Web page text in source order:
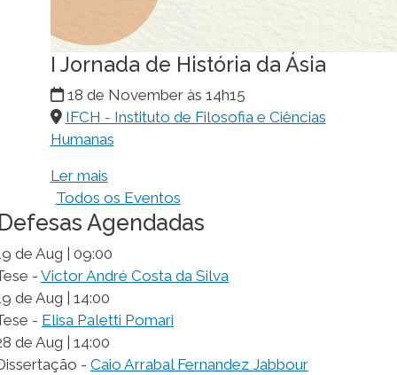
I Jornada de História da Ásia
18 de November às 14h15
IFCH - Instituto de Filosofia e Ciências
Humanas
Ler mais
Todos os Eventos
Agendadas
de Aug | 09:00
- Victor André Costa da Silva
de Aug | 14:00
- Elisa Paletti Pomari
de Aug | 14:00
- Caio Arrabal Fernandez Jabbour